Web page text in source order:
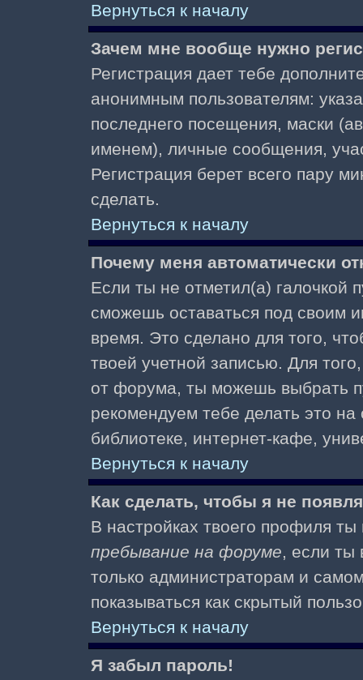
Вернуться к началу
Зачем мне вообще нужно
Регистрация дает тебе
анонимным пользователям:
последнего посещения, маски
именем), личные сообщения,
Регистрация берет всего пару
сделать.
Вернуться к началу
Почему меня автоматически
Если ты не отметил(а) галочкой
сможешь оставаться под своим
время. Это сделано для того,
твоей учетной записью. Для
от форума, ты можешь выбрать
рекомендуем тебе делать это
библиотеке, интернет-кафе,
Вернуться к началу
Как сделать, чтобы я не
В настройках твоего профиля
пребывание на форуме, если
только администраторам и
показываться как скрытый
Вернуться к началу
Я забыл пароль!